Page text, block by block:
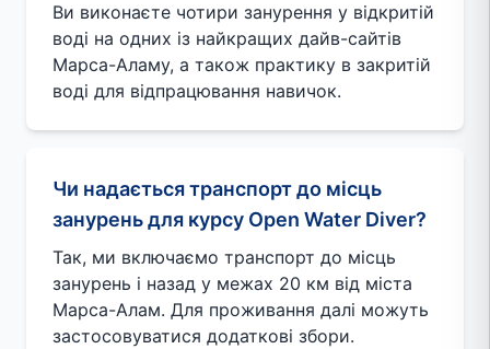
Ви виконаєте чотири занурення у відкритій
воді на одних із найкращих дайв-сайтів
Марса-Аламу, а також практику в закритій
воді для відпрацювання навичок.
Чи надається транспорт до місць
занурень для курсу Open Water Diver?
Так, ми включаємо транспорт до місць
занурень і назад у межах 20 км від міста
Марса-Алам. Для проживання далі можуть
застосовуватися додаткові збори.